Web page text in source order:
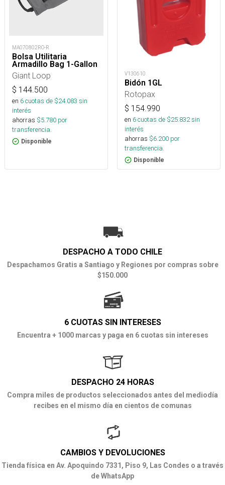
MA070802RO-R
Bolsa Utilitaria
Armadillo Bag 1-Gallon
Giant Loop
$ 144.500
en 6cuotas de $24.083 sin
interés
ahorras $5.780 por
transferencia.
Disponible
V130610
Bidón 1GL
Rotopax
$ 154.990
en 6cuotas de $25.832sin
interés
ahorras $6.200 por
transferencia.
Disponible
DESPACHO A TODO CHILE
Despachamos Gratis a Santiago y Regiones por compras sobre
$150.000
6 CUOTAS SIN INTERESES
Encuentra + 1000 marcas y paga en 6 cuotas sin intereses
DESPACHO 24 HORAS
Compra miles de productos seleccionados antes del mediodía
recibes en el mismo día en cientos de comunas
CAMBIOS Y DEVOLUCIONES
Tienda física en Av. Apoquindo 7331, Piso 9, Las Condes o a través
de WhatsApp